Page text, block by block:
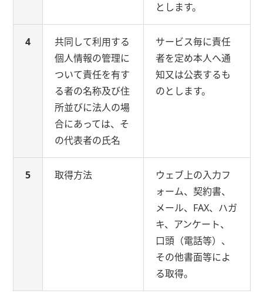
とします。
4
共同して利用する
個人情報の管理に
ついて責任を有す
る者の名称及び住
所並びに法人の場
合にあっては、そ
の代表者の氏名
サービス毎に責任
者を定め本人へ通
知又は公表するも
のとします。
5 取得方法
ウェブ上の入力フ
ォーム、契約書、
メール、FAX、ハガ
キ、アンケート、
口頭（電話等）、
その他書面等によ
る取得。